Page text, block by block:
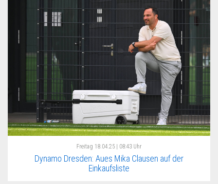
Freitag 18.04.25 | 08:43 Uhr
Dynamo Dresden: Aues Mika Clausen auf der
Einkaufsliste